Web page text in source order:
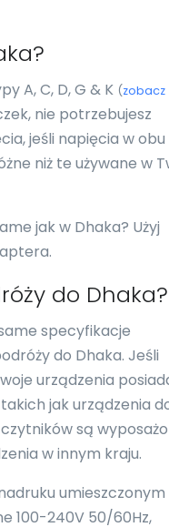
A, C, D, G & K (zobacz
nie potrzebujesz
jeśli napięcia w obu
niż te używane w
jak w Dhaka? Użyj
do Dhaka?
specyfikacje
do Dhaka. Jeśli
urządzenia
jak urządzenia
są
w innym kraju.
umieszczonym
100-240V 50/60Hz,